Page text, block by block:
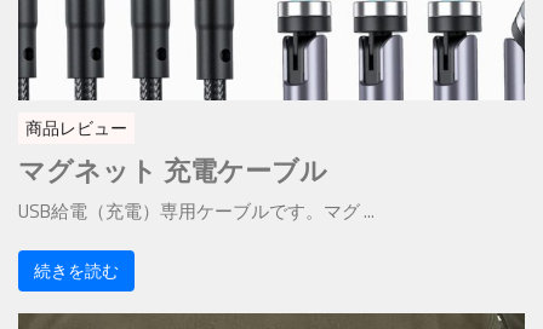
商品レビュー
マグネット 充電ケーブル
USB給電（充電）専用ケーブルです。マグ ...
続きを読む